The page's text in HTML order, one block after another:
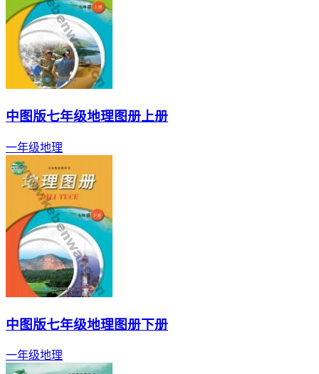
中图版七年级地理图册上册
一年级地理
中图版七年级地理图册下册
一年级地理